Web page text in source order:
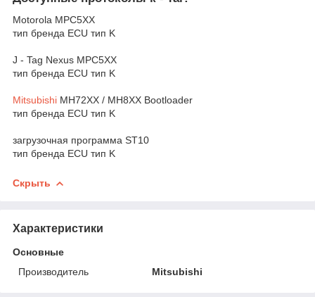
Motorola MPC5XX
тип бренда ECU тип K
J - Tag Nexus MPC5XX
тип бренда ECU тип K
Mitsubishi MH72XX / MH8XX Bootloader
тип бренда ECU тип K
загрузочная программа ST10
тип бренда ECU тип K
Скрыть
Характеристики
Основные
Производитель
Mitsubishi